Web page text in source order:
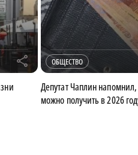
r ОБЩЕСТВО
Депутат Чаплин
можно получить в 2026